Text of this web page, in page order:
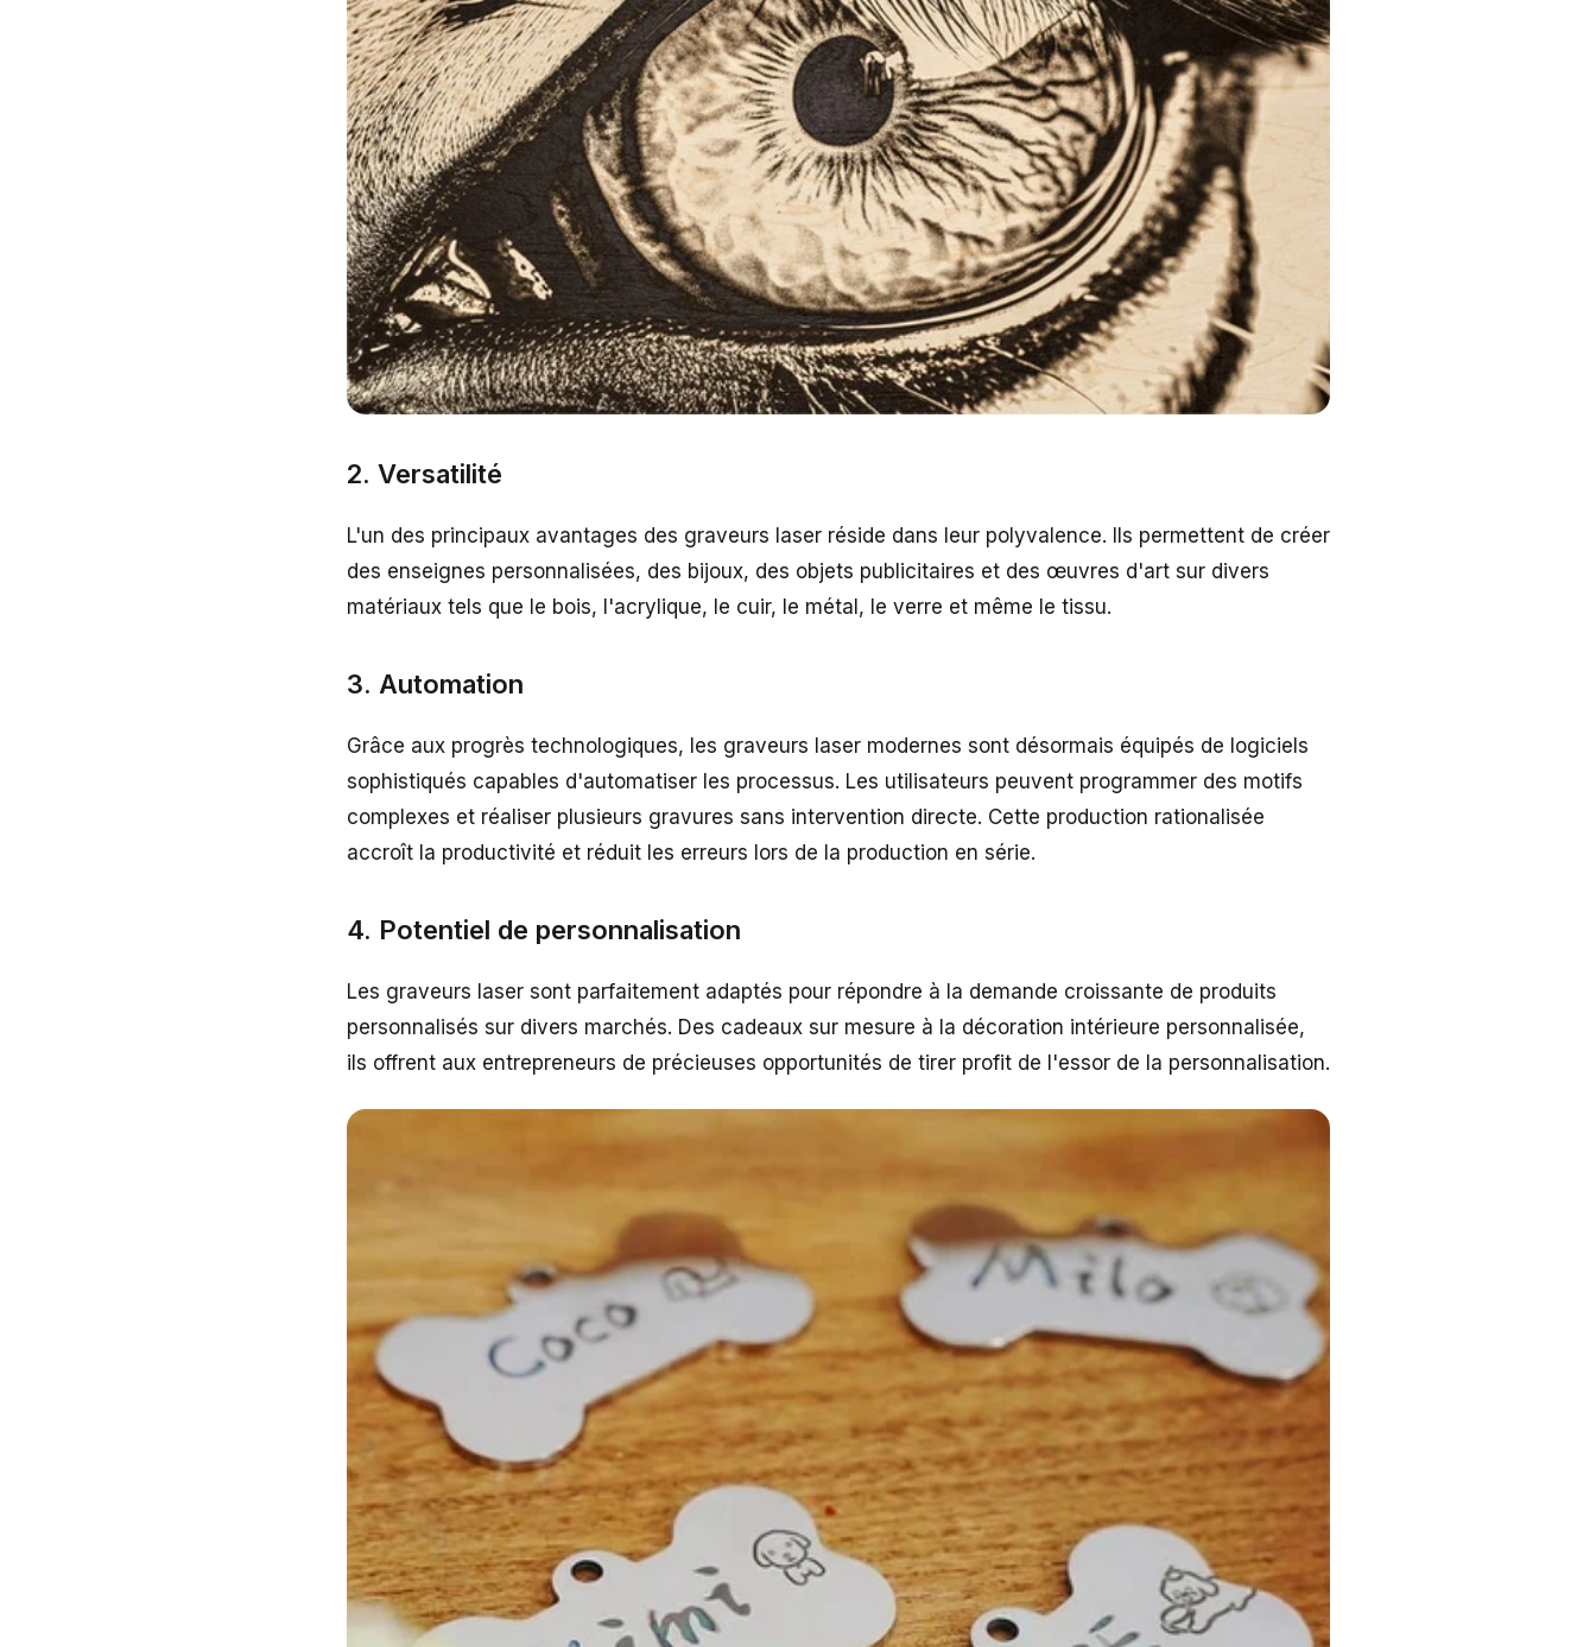
2. Versatilité
L'un des principaux avantages des graveurs laser réside dans leur polyvalence. Ils permettent de créer
des enseignes personnalisées, des bijoux, des objets publicitaires et des œuvres d'art sur divers
matériaux tels que le bois, l'acrylique, le cuir, le métal, le verre et même le tissu.
3. Automation
Grâce aux progrès technologiques, les graveurs laser modernes sont désormais équipés de logiciels
sophistiqués capables d'automatiser les processus. Les utilisateurs peuvent programmer des motifs
complexes et réaliser plusieurs gravures sans intervention directe. Cette production rationalisée
accroît la productivité et réduit les erreurs lors de la production en série.
4. Potentiel de personnalisation
Les graveurs laser sont parfaitement adaptés pour répondre à la demande croissante de produits
personnalisés sur divers marchés. Des cadeaux sur mesure à la décoration intérieure personnalisée,
ils offrent aux entrepreneurs de précieuses opportunités de tirer profit de l'essor de la personnalisation.